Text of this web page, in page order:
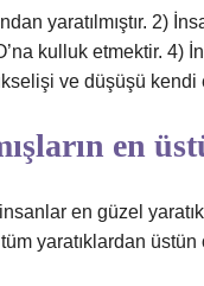
yaratılmıştır. 2)
kulluk etmektir. 4)
ve düşüşü kendi
en
insanlar en güzel
yaratıklardan